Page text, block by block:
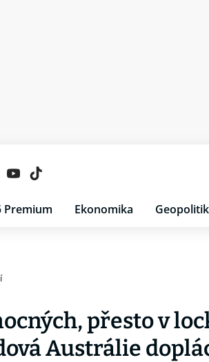
Premium Ekonomika
přesto v
Austrálie